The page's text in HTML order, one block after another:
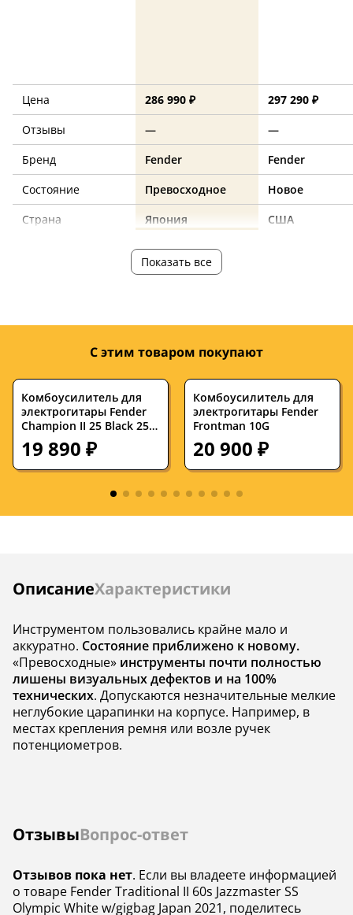
Цена 286 990 ₽
297 290 ₽
Отзывы
—
—
Бренд
Fender
Fender
Состояние
Превосходное
Новое
Страна
Япония США
2020+
Ориентация
под правую руку
под правую
Количество струн
6
Мензура, дюймов
25.5
—
Ширина верхнего
—
липа
Цвет корпуса
Электроника
пассивная
—
Звукосниматели
S-S
—
Бридж
тремоло
—
Крепление грифа
на болтах —
Показать все
С этим товаром покупают
Комбоусилитель для
электрогитары Fender
Champion II 25 Black 25W
1x8
19 890 ₽
Комбоусилитель для
электрогитары Fender
Frontman 10G
20 900 ₽
ОписаниеХарактеристики
Инструкции
Инструментом пользовались крайне мало и
аккуратно. Состояние приближено к новому.
«Превосходные» инструменты почти полностью
лишены визуальных дефектов и на 100%
технических. Допускаются незначительные мелкие
неглубокие царапинки на корпусе. Например, в
местах крепления ремня или возле ручек
потенциометров.
ОтзывыВопрос-ответ
Отзывов пока нет. Если вы владеете информацией
о товаре Fender Traditional II 60s Jazzmaster SS
Olympic White w/gigbag Japan 2021, поделитесь